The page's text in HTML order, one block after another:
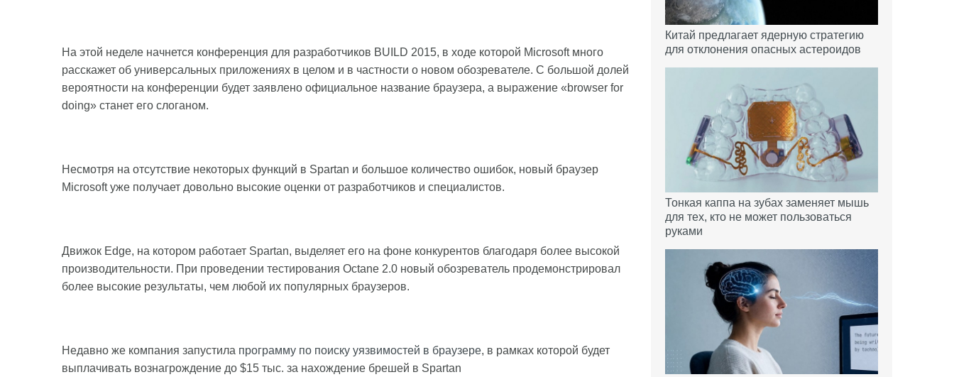
На этой неделе начнется конференция для разработчиков BUILD 2015, в ходе которой Microsoft много
расскажет об универсальных приложениях в целом и в частности о новом обозревателе. С большой долей
вероятности на конференции будет заявлено официальное название браузера, а выражение «browser for
doing» станет его слоганом.
Несмотря на отсутствие некоторых функций в Spartan и большое количество ошибок, новый браузер
Microsoft уже получает довольно высокие оценки от разработчиков и специалистов.
Движок Edge, на котором работает Spartan, выделяет его на фоне конкурентов благодаря более высокой
производительности. При проведении тестирования Octane 2.0 новый обозреватель продемонстрировал
более высокие результаты, чем любой их популярных браузеров.
Недавно же компания запустила программу по поиску уязвимостей в браузере, в рамках которой будет
выплачивать вознагрождение до $15 тыс. за нахождение брешей в Spartan
Китай предлагает ядерную стратегию
для отклонения опасных астероидов
Тонкая каппа на зубах заменяет мышь
для тех, кто не может пользоваться
руками